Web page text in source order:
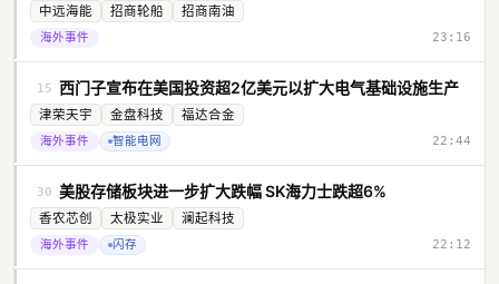
中远海能 招商轮船 招商南油
海外事件 23:16
15 西门子宣布在美国投资超2亿美元以扩大电气基础设施生产
津荣天宇 金盘科技 福达合金
海外事件 智能电网 22:44
30 美股存储板块进一步扩大跌幅 SK海力士跌超6%
香农芯创 太极实业 澜起科技
海外事件 闪存 22:12